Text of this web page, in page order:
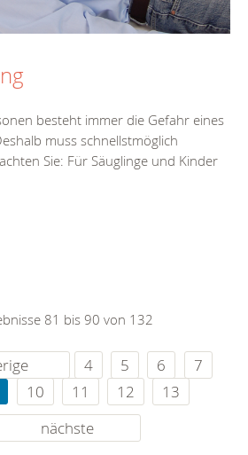
besteht immer die Gefahr eines
muss schnellstmöglich
Sie: Für Säuglinge und Kinder
81 bis 90 von 132
4 5 6
7
10 11 12
13
nächste